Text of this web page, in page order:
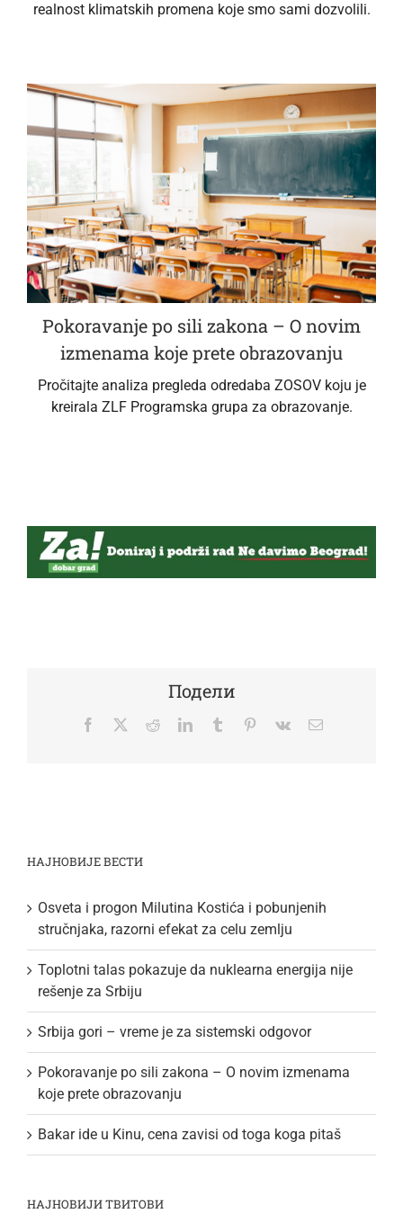
realnost klimatskih promena koje smo sami dozvolili.
Pokoravanje po sili zakona – O novim
izmenama koje prete obrazovanju
Pročitajte analiza pregleda odredaba ZOSOV koju je
kreirala ZLF Programska grupa za obrazovanje.
Подели
Facebook
TwitterRedditLinkedInTumblr Pinterest
Vk Email
НАЈНОВИЈЕ ВЕСТИ
Osveta i progon Milutina Kostića i pobunjenih
stručnjaka, razorni efekat za celu zemlju
Toplotni talas pokazuje da nuklearna energija nije
rešenje za Srbiju
Srbija gori – vreme je za sistemski odgovor
Pokoravanje po sili zakona – O novim izmenama
koje prete obrazovanju
Bakar ide u Kinu, cena zavisi od toga koga pitaš
НАЈНОВИЈИ ТВИТОВИ